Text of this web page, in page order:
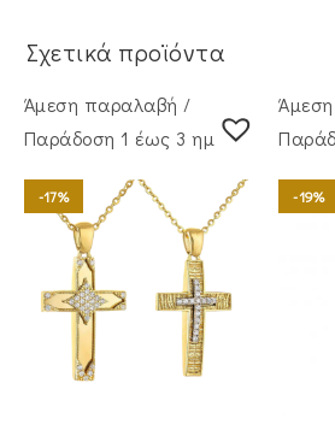
Σχετικά προϊόντα
Άμεση παραλαβή /
Παράδoση 1 έως 3 ημέρες
-17% -19%